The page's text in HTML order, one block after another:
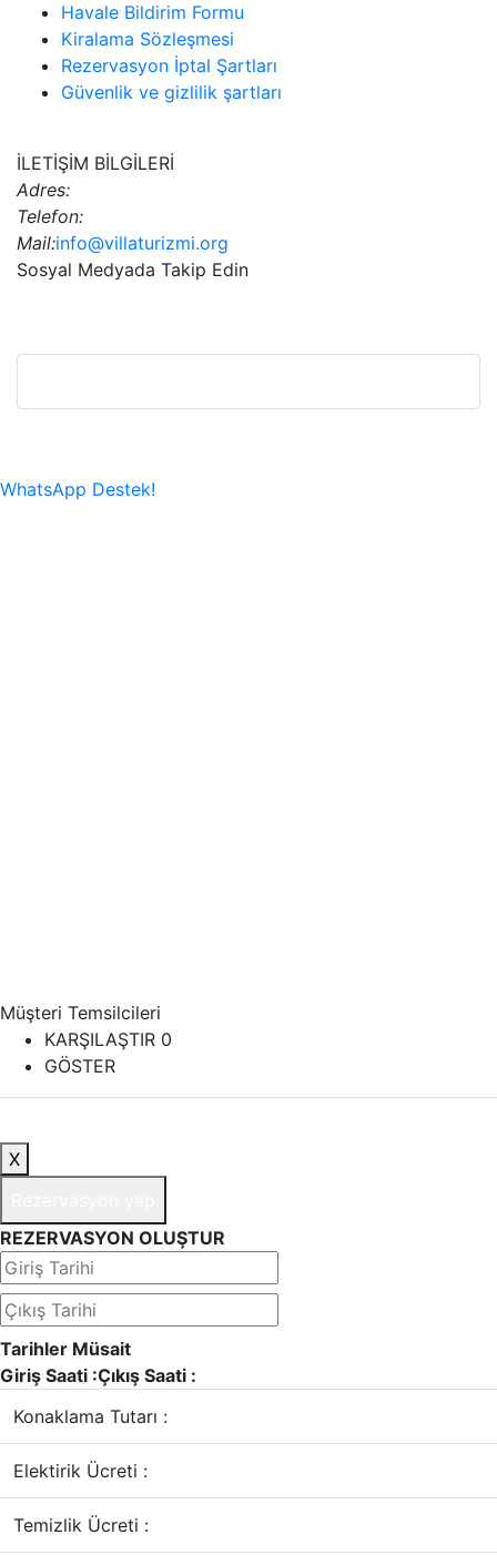
Havale Bildirim Formu
Kiralama Sözleşmesi
Rezervasyon İptal Şartları
Güvenlik ve gizlilik şartları
İLETİŞİM BİLGİLERİ
Adres:
Telefon:
Mail:info@villaturizmi.org
Sosyal Medyada Takip Edin
WhatsApp Destek!
Müşteri Temsilcileri
KARŞILAŞTIR 0
GÖSTER
X
REZERVASYON OLUŞTUR
Tarihler Müsait
Giriş Saati :Çıkış Saati :
Konaklama Tutarı :
Elektirik Ücreti :
Temizlik Ücreti :